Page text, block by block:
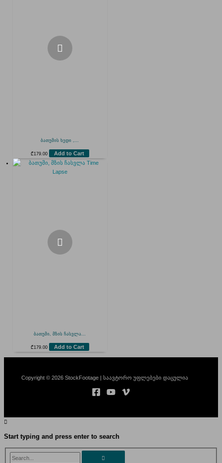
ბათუმის ხედი ,...
₾ 179.00 Add to Cart
ბათუმი, მზის ჩასვლა...
₾ 179.00 Add to Cart
Copyright © 2026 StockFootage | საავტორო უფლებები დაცულია
Start typing and press enter to search
Search...